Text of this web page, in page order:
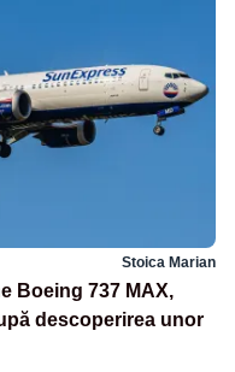
Stoica Marian
Boeing 737 MAX,
descoperirea unor